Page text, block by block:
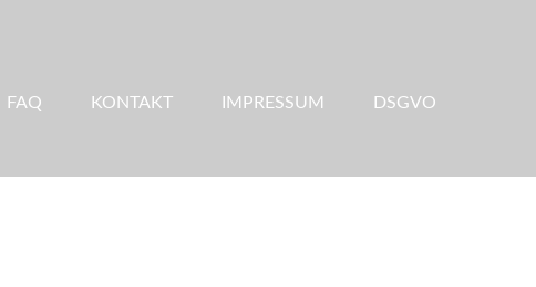
FAQ KONTAKT IMPRESSUM DSGVO